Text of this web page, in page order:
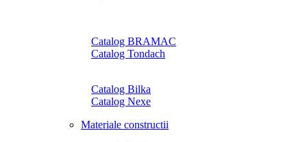
Catalog BRAMAC
Catalog Tondach
Catalog Bilka
Catalog Nexe
Materiale constructii